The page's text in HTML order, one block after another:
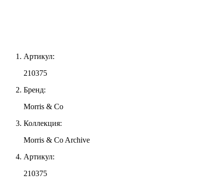
Артикул:
210375
Бренд:
Morris & Co
Коллекция:
Morris & Co Archive
Артикул:
210375